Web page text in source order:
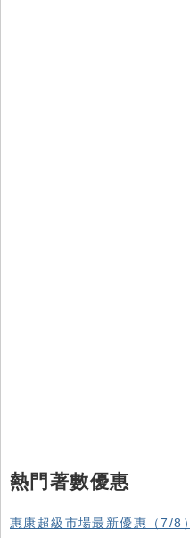
熱門著數優惠
惠康超級市場最新優惠（7/8）